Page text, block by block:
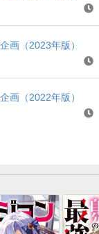
画（2023年版）
画（2022年版）